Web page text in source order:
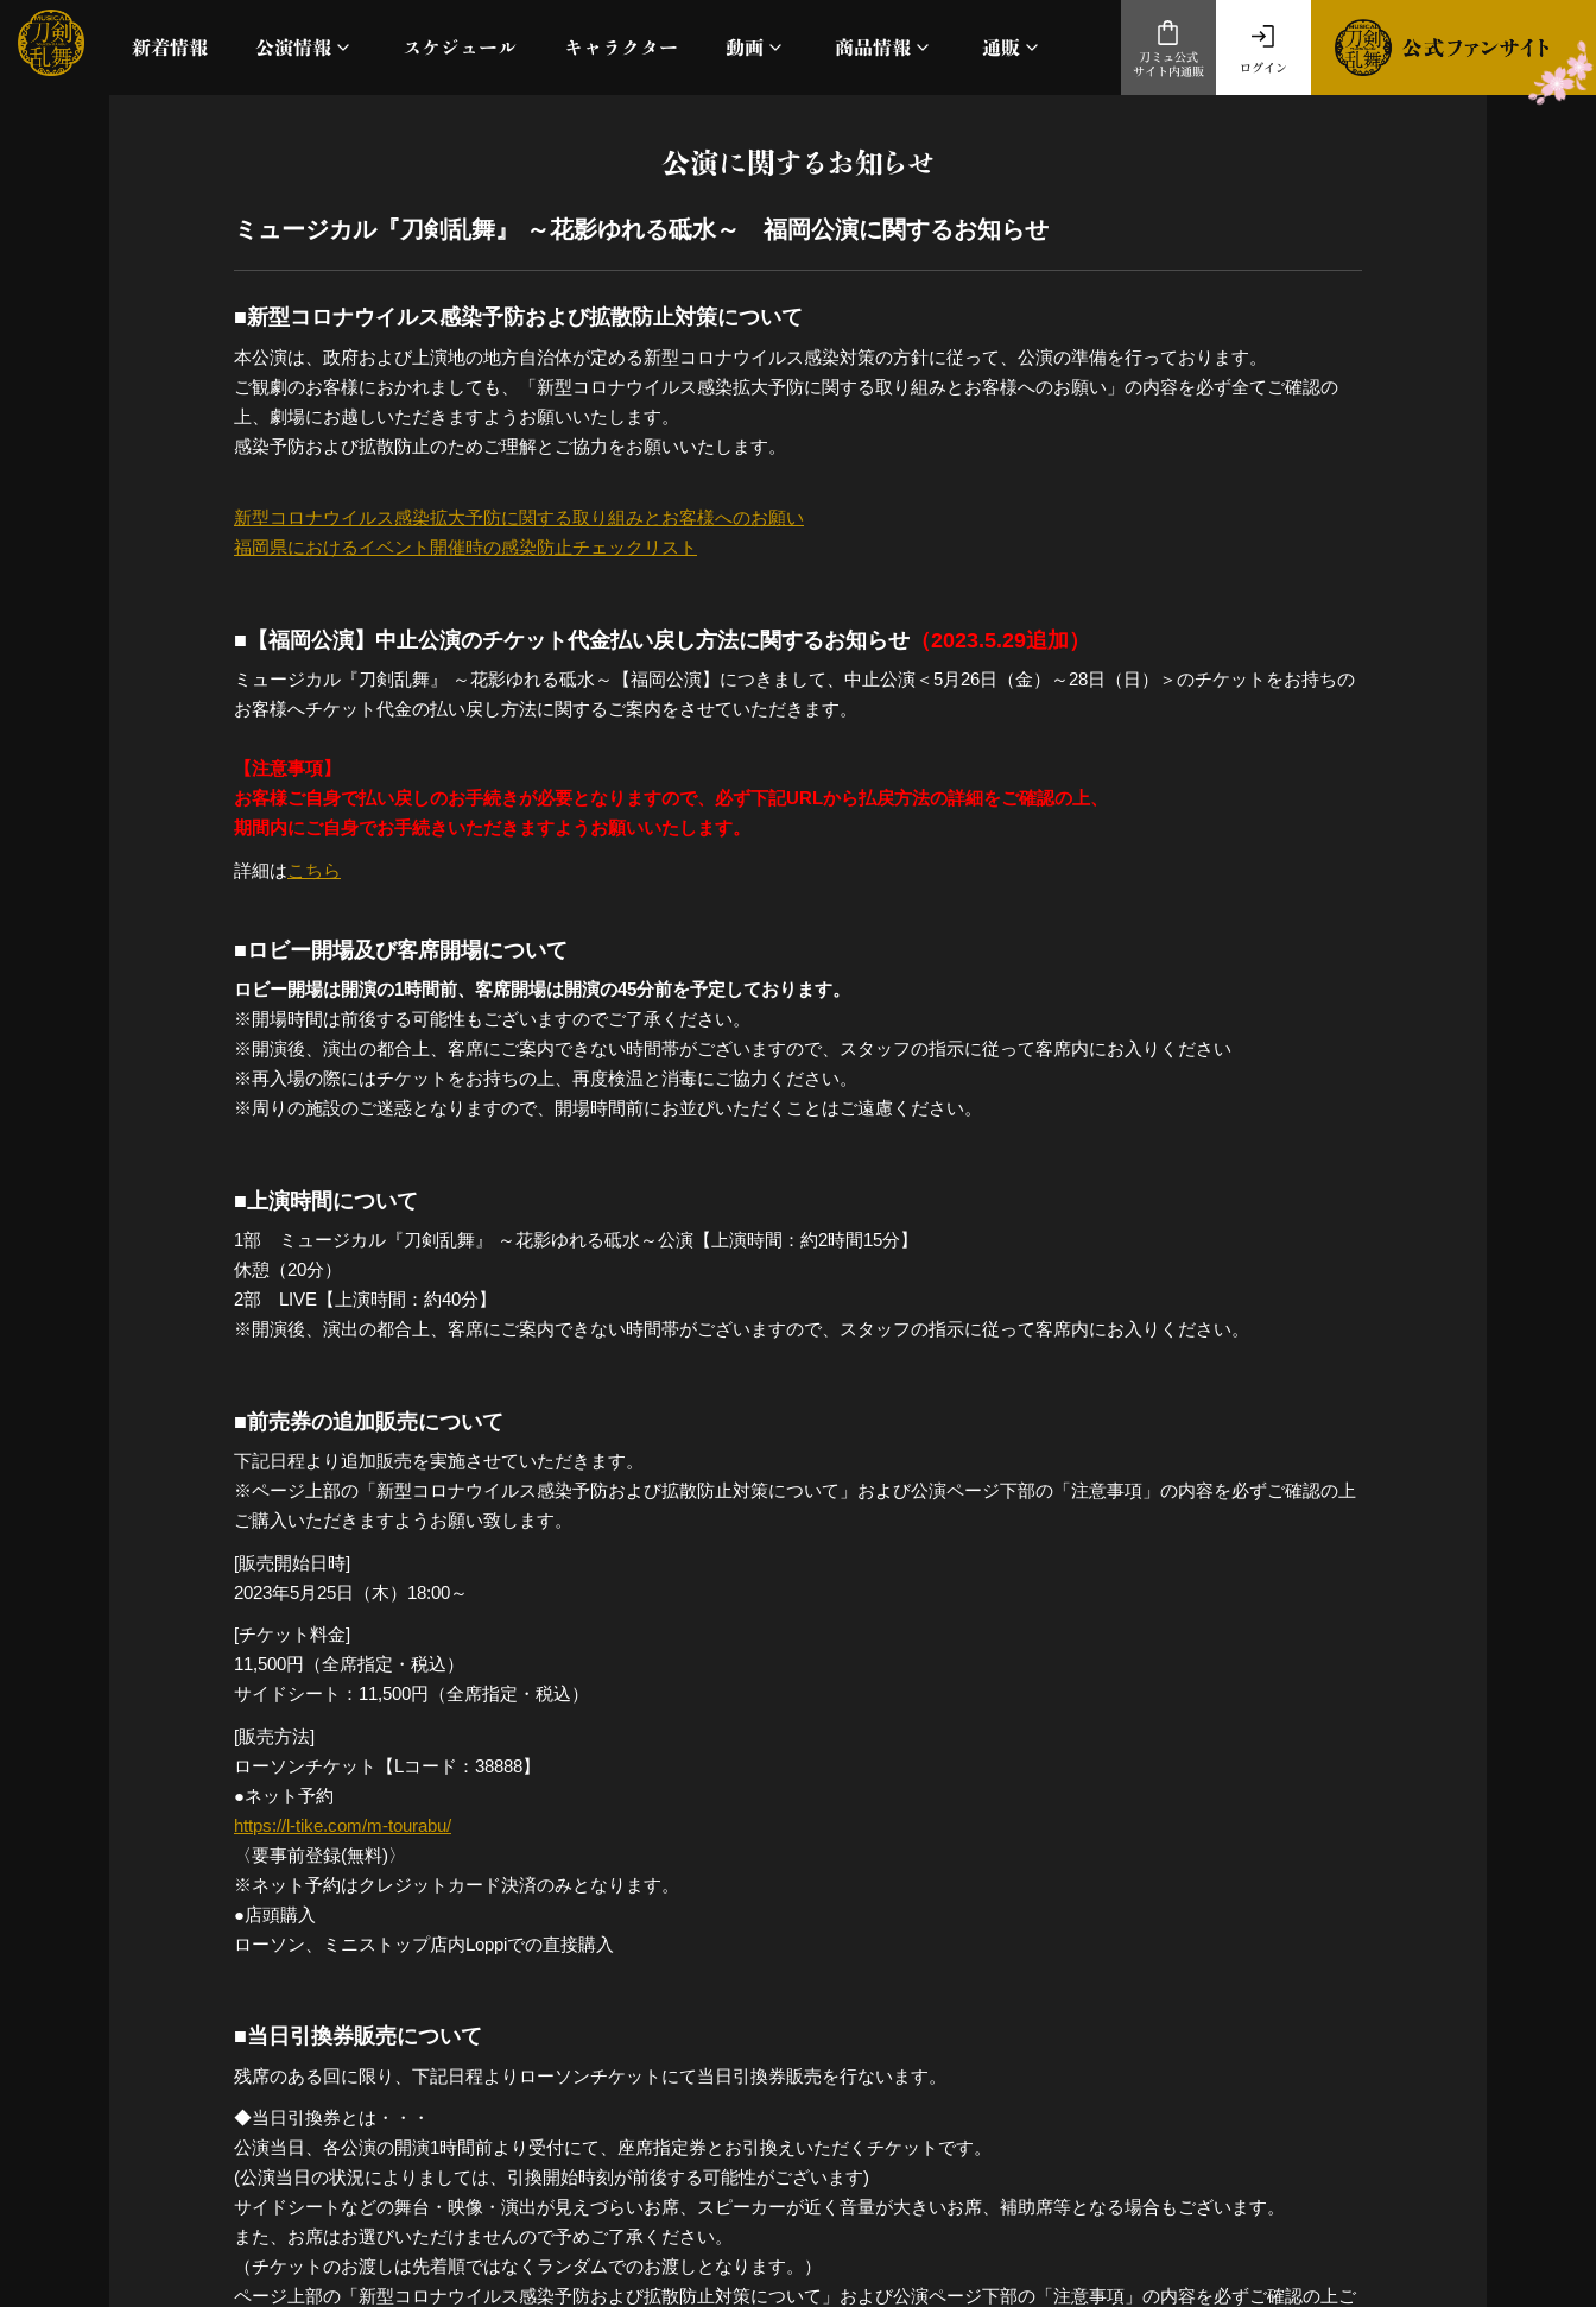
新着情報 公演情報
ライブビューイング
スケジュール キャラクター 動画 商品情報
加州清光 単騎出陣 極
髭切 単騎出陣 ～夢幻泡影～
静かなる夜半の寝ざめ
ディスコグラフィー
通販
silkroad store
ログイン
刀ミュ公式
サイト内通販
公演に関するお知らせ
ミュージカル『刀剣乱舞』 ～花影ゆれる砥水～ 福岡公演に関するお知らせ
■新型コロナウイルス感染予防および拡散防止対策について
本公演は、政府および上演地の地方自治体が定める新型コロナウイルス感染対策の方針に従って、公演の準備を行っております。
ご観劇のお客様におかれましても、「新型コロナウイルス感染拡大予防に関する取り組みとお客様へのお願い」の内容を必ず全てご確認の
上、劇場にお越しいただきますようお願いいたします。
感染予防および拡散防止のためご理解とご協力をお願いいたします。
新型コロナウイルス感染拡大予防に関する取り組みとお客様へのお願い
福岡県におけるイベント開催時の感染防止チェックリスト
■【福岡公演】中止公演のチケット代金払い戻し方法に関するお知らせ （2023.5.29追加）
ミュージカル『刀剣乱舞』 ～花影ゆれる砥水～【福岡公演】につきまして、中止公演＜5月26日（金）～28日（日）＞のチケットをお持ちの
お客様へチケット代金の払い戻し方法に関するご案内をさせていただきます。
【注意事項】
お客様ご自身で払い戻しのお手続きが必要となりますので、必ず下記URLから払戻方法の詳細をご確認の上、
期間内にご自身でお手続きいただきますようお願いいたします。
詳細はこちら
■ロビー開場及び客席開場について
ロビー開場は開演の1時間前、客席開場は開演の45分前を予定しております。
※開場時間は前後する可能性もございますのでご了承ください。
※開演後、演出の都合上、客席にご案内できない時間帯がございますので、スタッフの指示に従って客席内にお入りください
※再入場の際にはチケットをお持ちの上、再度検温と消毒にご協力ください。
※周りの施設のご迷惑となりますので、開場時間前にお並びいただくことはご遠慮ください。
■上演時間について
1部 ミュージカル『刀剣乱舞』 ～花影ゆれる砥水～公演【上演時間：約2時間15分】
休憩（20分）
2部 LIVE【上演時間：約40分】
※開演後、演出の都合上、客席にご案内できない時間帯がございますので、スタッフの指示に従って客席内にお入りください。
■前売券の追加販売について
下記日程より追加販売を実施させていただきます。
※ページ上部の「新型コロナウイルス感染予防および拡散防止対策について」および公演ページ下部の「注意事項」の内容を必ずご確認の上
ご購入いただきますようお願い致します。
[販売開始日時]
2023年5月25日（木）18:00～
[チケット料金]
11,500円（全席指定・税込）
サイドシート：11,500円（全席指定・税込）
[販売方法]
ローソンチケット【Lコード：38888】
●ネット予約
https://l-tike.com/m-tourabu/
〈要事前登録(無料)〉
※ネット予約はクレジットカード決済のみとなります。
●店頭購入
ローソン、ミニストップ店内Loppiでの直接購入
■当日引換券販売について
残席のある回に限り、下記日程よりローソンチケットにて当日引換券販売を行ないます。
◆当日引換券とは・・・
公演当日、各公演の開演1時間前より受付にて、座席指定券とお引換えいただくチケットです。
(公演当日の状況によりましては、引換開始時刻が前後する可能性がございます)
サイドシートなどの舞台・映像・演出が見えづらいお席、スピーカーが近く音量が大きいお席、補助席等となる場合もございます。
また、お席はお選びいただけませんので予めご了承ください。
（チケットのお渡しは先着順ではなくランダムでのお渡しとなります。）
ページ上部の「新型コロナウイルス感染予防および拡散防止対策について」および公演ページ下部の「注意事項」の内容を必ずご確認の上ご